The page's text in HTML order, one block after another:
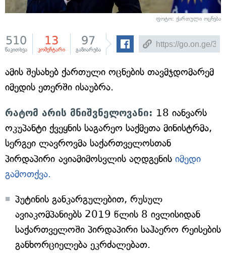
ფოტო: ქართული ოცნება
510
წაკითხვა
13
კომენტარი
97
გაზიარება
ამის შესახებ ქართული ოცნების თავმჯდომარემ
იმედის ეთერში ისაუბრა.
რატომ არის მნიშვნელოვანი: 18 იანვარს
ოკუპანტი ქვეყნის საგარეო საქმეთა მინისტრმა,
სერგეი ლავროვმა საქართველოსთან
პირდაპირი ავიამიმოსვლის აღდგენის იმედი
გამოთქვა.
პუტინის განკარგულებით, რუსულ
ავიაკომპანიებს 2019 წლის 8 ივლისიდან
საქართველოში პირდაპირი საჰაერო რეისების
განხორციელება ეკრძალებათ.